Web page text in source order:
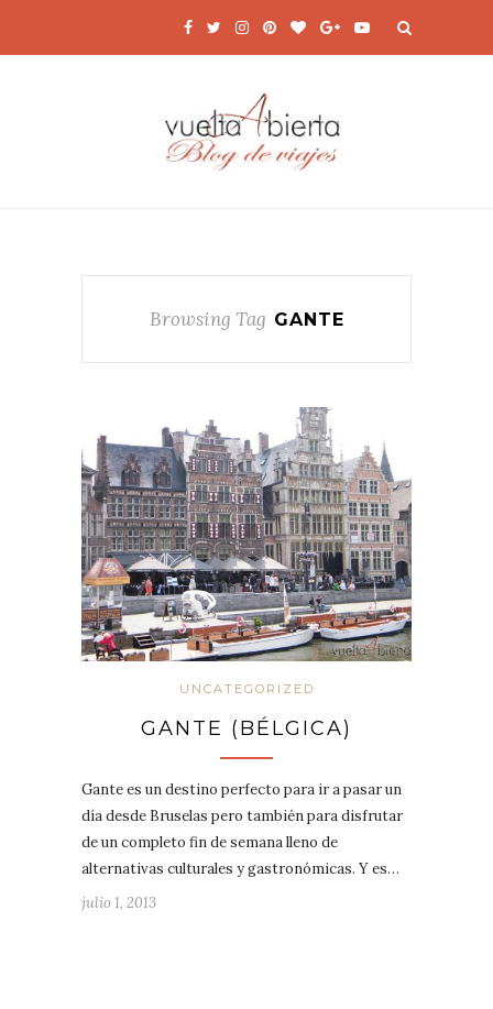
Browsing Tag GANTE
UNCATEGORIZED
GANTE (BÉLGICA)
Gante es un destino perfecto para ir a pasar un
día desde Bruselas pero también para disfrutar
de un completo fin de semana lleno de
alternativas culturales y gastronómicas. Y es…
julio 1, 2013